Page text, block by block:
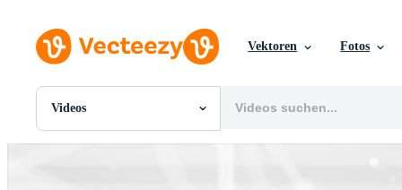
Vektoren Fotos
Videos
Alle Bilder